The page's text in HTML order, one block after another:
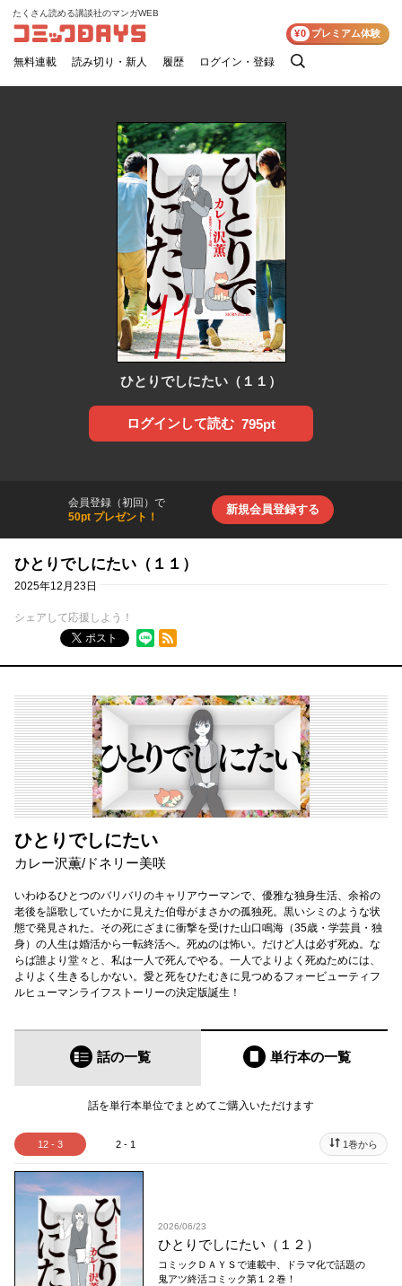
コミックDAYS
たくさん読める講談社のマンガWEB
無料連載 読み切り・新人 履歴 ログイン・登録
検
¥0 プレミアム体験
ひとりでしにたい（１１）
ログインして読む 795pt
会員登録（初回）で
50pt プレゼント！
新規会員登録する
ひとりでしにたい（１１）
2025年12月23日
シェアして応援しよう！
ポスト
RSSフィード
ひとりでしにたい
カレー沢薫/ ドネリー美咲
いわゆるひとつのバリバリのキャリアウーマンで、優雅な独身生活、余裕の
老後を謳歌していたかに見えた伯母がまさかの孤独死。黒いシミのような状
態で発見された。その死にざまに衝撃を受けた山口鳴海（35歳・学芸員・独
身）の人生は婚活から一転終活へ。死ぬのは怖い。だけど人は必ず死ぬ。な
らば誰より堂々と、私は一人で死んでやる。一人でよりよく死ぬためには、
よりよく生きるしかない。愛と死をひたむきに見つめるフォービューティフ
ルヒューマンライフストーリーの決定版誕生！
話の一覧 単行本の一覧
話を単行本単位でまとめてご購入いただけます
12 - 3 2 - 1 1巻から
2026/06/23
ひとりでしにたい（１２）
コミックＤＡＹＳで連載中、ドラマ化で話題の
鬼アツ終活コミック第１２巻！